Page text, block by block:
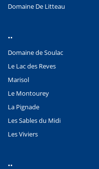
Domaine De Litteau
..
Domaine de Soulac
Le Lac des Reves
Marisol
Le Montourey
La Pignade
Les Sables du Midi
Les Viviers
..